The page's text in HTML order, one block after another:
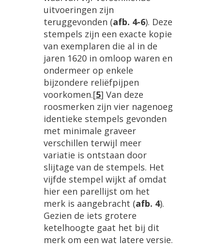
uitvoeringen zijn
teruggevonden (afb. 4-6). Deze
stempels zijn een exacte kopie
van exemplaren die al in de
jaren 1620 in omloop waren en
ondermeer op enkele
bijzondere reliëfpijpen
voorkomen.[5] Van deze
roosmerken zijn vier nagenoeg
identieke stempels gevonden
met minimale graveer
verschillen terwijl meer
variatie is ontstaan door
slijtage van de stempels. Het
vijfde stempel wijkt af omdat
hier een parellijst om het
merk is aangebracht (afb. 4).
Gezien de iets grotere
ketelhoogte gaat het bij dit
merk om een wat latere versie.